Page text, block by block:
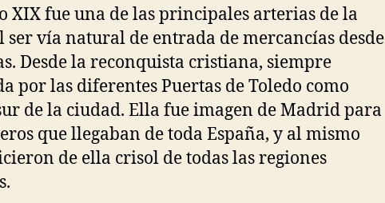
XIX fue una de las principales arterias de la
ser vía natural de entrada de mercancías desde
Desde la reconquista cristiana, siempre
por las diferentes Puertas de Toledo como
de la ciudad. Ella fue imagen de Madrid para
que llegaban de toda España, y al mismo
de ella crisol de todas las regiones